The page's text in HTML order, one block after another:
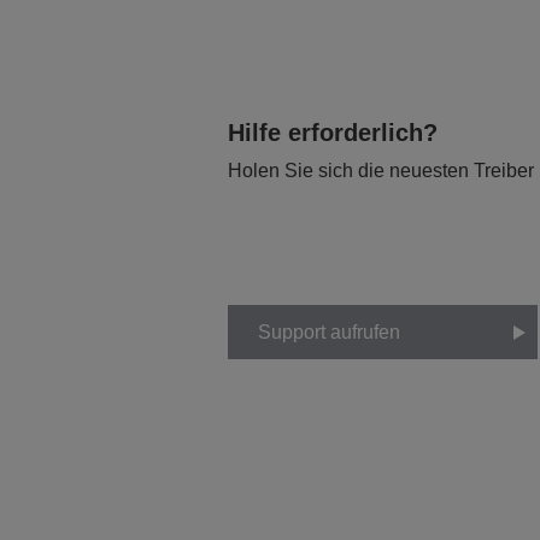
Hilfe erforderlich?
Holen Sie sich die neuesten Treiber
Support aufrufen